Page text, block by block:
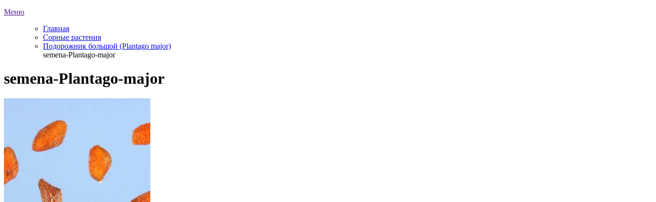
Меню
Главная
Сорные растения
Подорожник большой (Plantago major)
semena-Plantago-major
semena-Plantago-major